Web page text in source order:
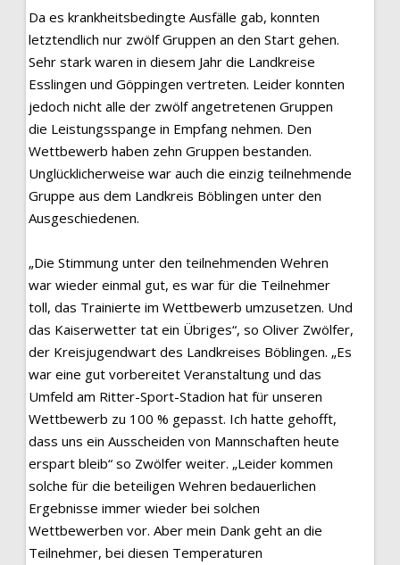
Da es krankheitsbedingte Ausfälle gab, konnten
letztendlich nur zwölf Gruppen an den Start gehen.
Sehr stark waren in diesem Jahr die Landkreise
Esslingen und Göppingen vertreten. Leider konnten
jedoch nicht alle der zwölf angetretenen Gruppen
die Leistungsspange in Empfang nehmen. Den
Wettbewerb haben zehn Gruppen bestanden.
Unglücklicherweise war auch die einzig teilnehmende
Gruppe aus dem Landkreis Böblingen unter den
Ausgeschiedenen.
„Die Stimmung unter den teilnehmenden Wehren
war wieder einmal gut, es war für die Teilnehmer
toll, das Trainierte im Wettbewerb umzusetzen. Und
das Kaiserwetter tat ein Übriges“, so Oliver Zwölfer,
der Kreisjugendwart des Landkreises Böblingen. „Es
war eine gut vorbereitet Veranstaltung und das
Umfeld am Ritter-Sport-Stadion hat für unseren
Wettbewerb zu 100 % gepasst. Ich hatte gehofft,
dass uns ein Ausscheiden von Mannschaften heute
erspart bleib“ so Zwölfer weiter. „Leider kommen
solche für die beteiligen Wehren bedauerlichen
Ergebnisse immer wieder bei solchen
Wettbewerben vor. Aber mein Dank geht an die
Teilnehmer, bei diesen Temperaturen